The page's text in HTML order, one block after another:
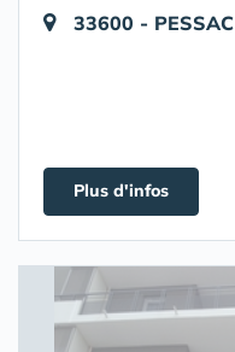
33600 - PESSAC
Plus d'infos